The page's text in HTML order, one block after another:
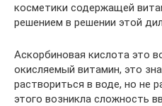
косметики содержащей
решением в решении этой
Аскорбиновая кислота это
окисляемый витамин, это
раствориться в воде, но не
этого возникла сложность